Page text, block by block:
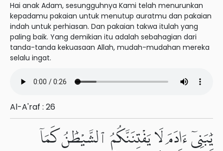
Hai anak Adam, sesungguhnya Kami telah menurunkan
kepadamu pakaian untuk menutup auratmu dan pakaian
indah untuk perhiasan. Dan pakaian takwa itulah yang
paling baik. Yang demikian itu adalah sebahagian dari
tanda-tanda kekuasaan Allah, mudah-mudahan mereka
selalu ingat.
Al-A'raf : 26
يَٰبَنِىٓ ءَادَمَ لَا يَفْتِنَنَّكُمُ ٱلشَّيْطَٰنُ كَمَآ